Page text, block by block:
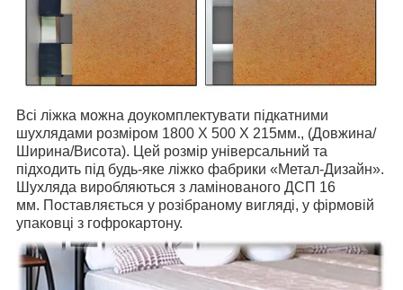
Всі ліжка можна доукомплектувати підкатними
шухлядами розміром 1800 Х 500 Х 215мм., (Довжина/
Ширина/Висота). Цей розмір універсальний та
підходить під будь-яке ліжко фабрики «Метал-Дизайн».
Шухляда виробляються з ламінованого ДСП 16
мм. Поставляється у розібраному вигляді, у фірмовій
упаковці з гофрокартону.